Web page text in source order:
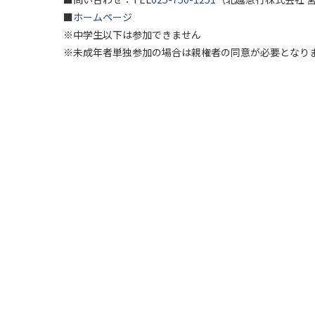
■ホームページ
※中学生以下は参加できません
※未成年者単独参加の場合は親権者の同意が必要となり